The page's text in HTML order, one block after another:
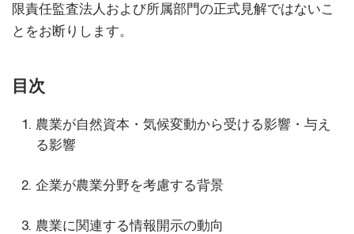
限責任監査法人および所属部門の正式見解ではないこ
とをお断りします。
目次
農業が自然資本・気候変動から受ける影響・与え
る影響
企業が農業分野を考慮する背景
農業に関連する情報開示の動向